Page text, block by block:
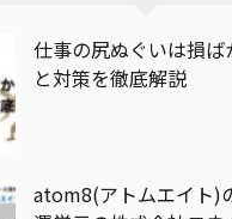
仕事の尻ぬぐいは損
と対策を徹底解説
atom8(アトムエイト)